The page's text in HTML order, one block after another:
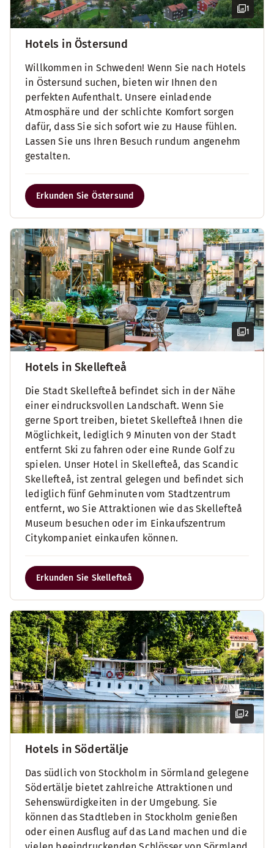
1
Hotels in Östersund
Willkommen in Schweden! Wenn Sie nach Hotels
in Östersund suchen, bieten wir Ihnen den
perfekten Aufenthalt. Unsere einladende
Atmosphäre und der schlichte Komfort sorgen
dafür, dass Sie sich sofort wie zu Hause fühlen.
Lassen Sie uns Ihren Besuch rundum angenehm
gestalten.
Erkunden Sie Östersund
1
Hotels in Skellefteå
Die Stadt Skellefteå befindet sich in der Nähe
einer eindrucksvollen Landschaft. Wenn Sie
gerne Sport treiben, bietet Skellefteå Ihnen die
Möglichkeit, lediglich 9 Minuten von der Stadt
entfernt Ski zu fahren oder eine Runde Golf zu
spielen. Unser Hotel in Skellefteå, das Scandic
Skellefteå, ist zentral gelegen und befindet sich
lediglich fünf Gehminuten vom Stadtzentrum
entfernt, wo Sie Attraktionen wie das Skellefteå
Museum besuchen oder im Einkaufszentrum
Citykompaniet einkaufen können.
Erkunden Sie Skellefteå
2
Hotels in Södertälje
Das südlich von Stockholm in Sörmland gelegene
Södertälje bietet zahlreiche Attraktionen und
Sehenswürdigkeiten in der Umgebung. Sie
können das Stadtleben in Stockholm genießen
oder einen Ausflug auf das Land machen und die